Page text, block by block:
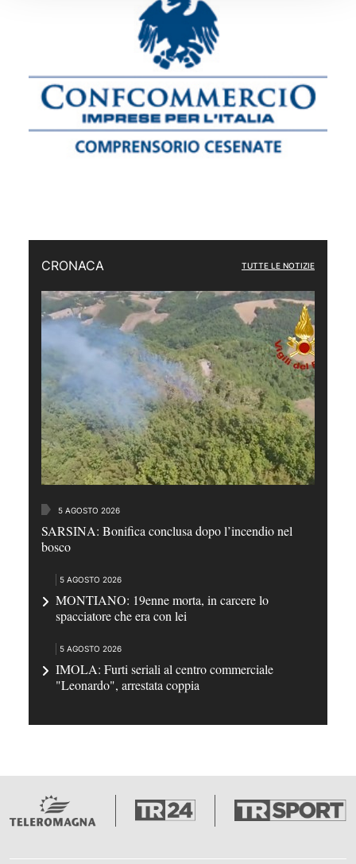
CRONACA TUTTE LE NOTIZIE
5 AGOSTO 2026
SARSINA: Bonifica conclusa dopo l’incendio nel
bosco
5 AGOSTO 2026
MONTIANO: 19enne morta, in carcere lo
spacciatore che era con lei
5 AGOSTO 2026
IMOLA: Furti seriali al centro commerciale
"Leonardo", arrestata coppia